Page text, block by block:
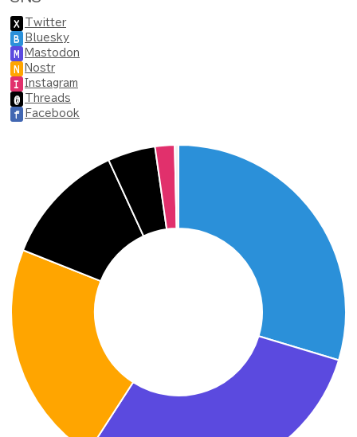
X Twitter
B Bluesky
M Mastodon
N Nostr
I Instagram
@ Threads
f Facebook